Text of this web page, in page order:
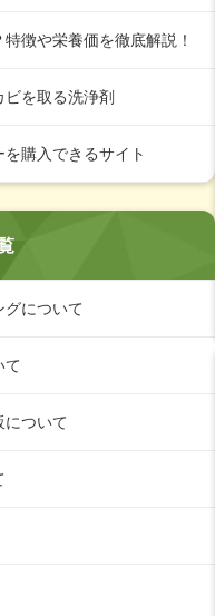
徴や栄養価を徹底解説！
ビを取る洗浄剤
購入できるサイト
グについて
て
について